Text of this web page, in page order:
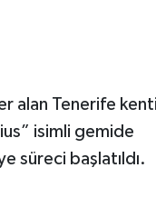
alan Tenerife
isimli gemide
süreci başlatıldı.